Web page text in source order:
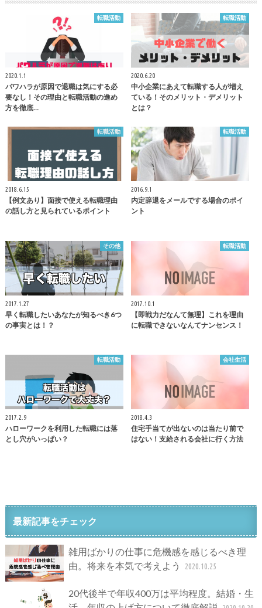
転職活動
2020.1.1
パワハラが原因で退職は気にする必
要なし！その理由と転職活動の進め
方を徹底…
転職活動
2020.6.20
中小企業にあえて転職する人が増え
ている！そのメリット・デメリット
とは？
転職活動
2018.6.15
【例文あり】面接で使える転職理由
の話し方と見られているポイント
転職活動
2016.9.1
内定辞退をメールでする場合のポイ
ント
その他
2017.1.27
早く転職したいあなたが知るべき6つ
の事実とは！？
転職活動
2017.10.1
【即戦力だなんて無理】これを理由
に転職できないなんてナンセンス！
転職活動
2017.2.9
ハローワークを利用した転職には落
とし穴がいっぱい？
会社生活
2018.4.3
住宅手当てが出ないのは当たり前で
はない！支給される会社に行く方法
最新記事をチェック
雑用ばかりの仕事に危機感を感じるべき理
由。将来を本気で考えよう
2020.10.25
20代後半で年収400万は平均程度。結婚・生